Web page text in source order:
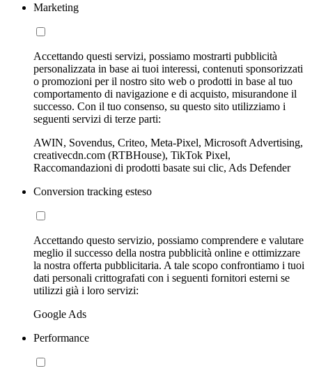
Marketing
Accettando questi servizi, possiamo mostrarti pubblicità
personalizzata in base ai tuoi interessi, contenuti sponsorizzati
o promozioni per il nostro sito web o prodotti in base al tuo
comportamento di navigazione e di acquisto, misurandone il
successo. Con il tuo consenso, su questo sito utilizziamo i
seguenti servizi di terze parti:
AWIN, Sovendus, Criteo, Meta-Pixel, Microsoft Advertising,
creativecdn.com (RTBHouse), TikTok Pixel,
Raccomandazioni di prodotti basate sui clic, Ads Defender
Conversion tracking esteso
Accettando questo servizio, possiamo comprendere e valutare
meglio il successo della nostra pubblicità online e ottimizzare
la nostra offerta pubblicitaria. A tale scopo confrontiamo i tuoi
dati personali crittografati con i seguenti fornitori esterni se
utilizzi già i loro servizi:
Google Ads
Performance